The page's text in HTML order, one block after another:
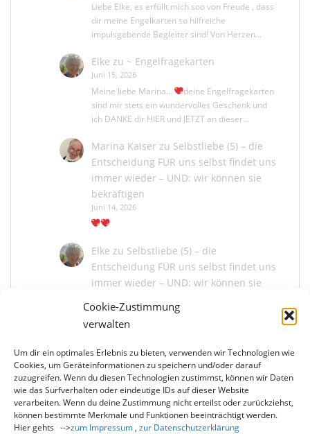
Cookie-Zustimmung
verwalten
Um dir ein optimales Erlebnis zu bieten, verwenden wir Technologien wie
Cookies, um Geräteinformationen zu speichern und/oder darauf
zuzugreifen. Wenn du diesen Technologien zustimmst, können wir Daten
wie das Surfverhalten oder eindeutige IDs auf dieser Website
verarbeiten. Wenn du deine Zustimmung nicht erteilst oder zurückziehst,
können bestimmte Merkmale und Funktionen beeinträchtigt werden.
Hier gehts -->zum Impressum , zur Datenschutzerklärung
Liebe Elke, es erfüllt mich soo von Freude , dass
dir meine Engelkarten so hilfreiche
impulsgebende Begleiter sind! Von Herzen…
Elke zu ~ Engelfragekarten
Juni 15, 2026
Meine liebe Marina...
deine Engelfragekarten
sind mir stets ein wundervolles Geschenk und
ich DANKE dir HIER und JETZT an dieser…
Marina Kaiserzu Selbstliebe (5) – die
Entscheidung FÜR uns selbst findet uns
immer wieder – UND: wir können sie
bekräftigen
Juni 14, 2026
Elke zu Selbstliebe (5) – die
Entscheidung FÜR uns selbst findet uns
immer wieder – UND: wir können sie
Juni 13, 2026
Marina KaiserzuSelbstliebe (5) – die
Entscheidung FÜR uns selbst findet uns
immer wieder – UND: wir können sie
bekräftigen
Juni 13, 2026